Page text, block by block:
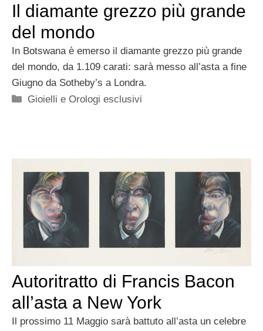
Il diamante grezzo più grande
del mondo
In Botswana è emerso il diamante grezzo più grande
del mondo, da 1.109 carati: sarà messo all’asta a fine
Giugno da Sotheby’s a Londra.
Categorie
Gioielli e Orologi esclusivi
Autoritratto di Francis Bacon
all’asta a New York
Il prossimo 11 Maggio sarà battuto all’asta un celebre